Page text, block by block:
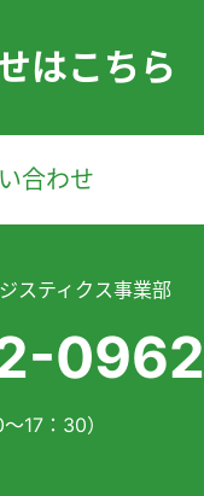
はこちら
合わせ
スティクス事業部
0962
17：30）